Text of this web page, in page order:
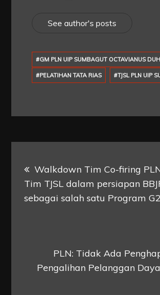
See author's posts
#GM PLN UIP SUMBAGUT OCTAVIANUS
#PELATIHAN TATA RIAS #TJSL PLN UIP
navigation
Walkdown Tim Co-firing
Tim TJSL dalam persiapan
sebagai salah satu Program
PLN: Tidak Ada
Pengalihan Pelanggan